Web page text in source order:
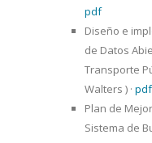
pdf
Diseño e
de Datos
Transporte
Walters ) · pdf
Plan de
Sistema de